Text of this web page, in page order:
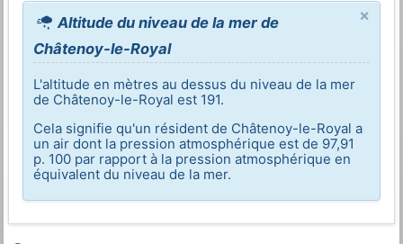
×
Altitude du niveau de la mer de
Châtenoy-le-Royal
L'altitude en mètres au dessus du niveau de la mer
de Châtenoy-le-Royal est 191.
Cela signifie qu'un résident de Châtenoy-le-Royal a
un air dont la pression atmosphérique est de 97,91
p. 100 par rapport à la pression atmosphérique en
équivalent du niveau de la mer.